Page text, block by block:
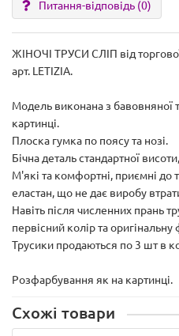
Питання-відповідь (0)
ЖІНОЧІ ТРУСИ СЛІП від
арт. LETIZIA.
Модель виконана з бавовняної
картинці.
Плоска гумка по поясу та нозі.
Бічна деталь стандартної
М'які та комфортні, приємні до
еластан, що не дає виробу
Навіть після численних прань
первісний колір та
Трусики продаються по 3 шт в
Розфарбування як на картинці.
Схожі товари